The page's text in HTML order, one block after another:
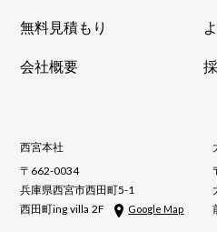
無料見積もり
会社概要
西宮本社
〒662-0034
兵庫県西宮市西田町5-1
西田町ing villa 2F
Google Map